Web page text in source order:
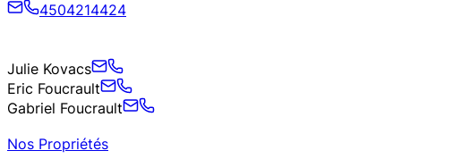
4504214424
Julie Kovacs
Eric Foucrault
Gabriel Foucrault
Nos Propriétés